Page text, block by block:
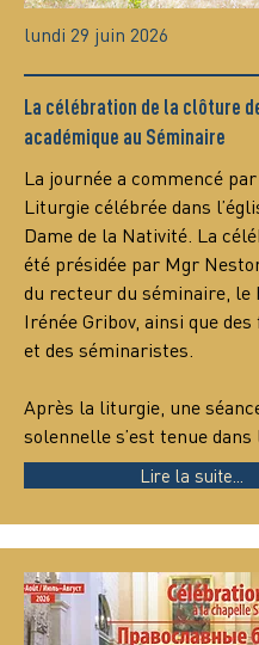
lundi 29 juin 2026
La célébration de la clôture
académique au Séminaire
La journée a commencé
Liturgie célébrée dans
Dame de la Nativité. La
été présidée par Mgr
du recteur du séminaire, le
Irénée Gribov, ainsi que
et des séminaristes.
Après la liturgie, une
solennelle s’est tenue
Lire la suite...